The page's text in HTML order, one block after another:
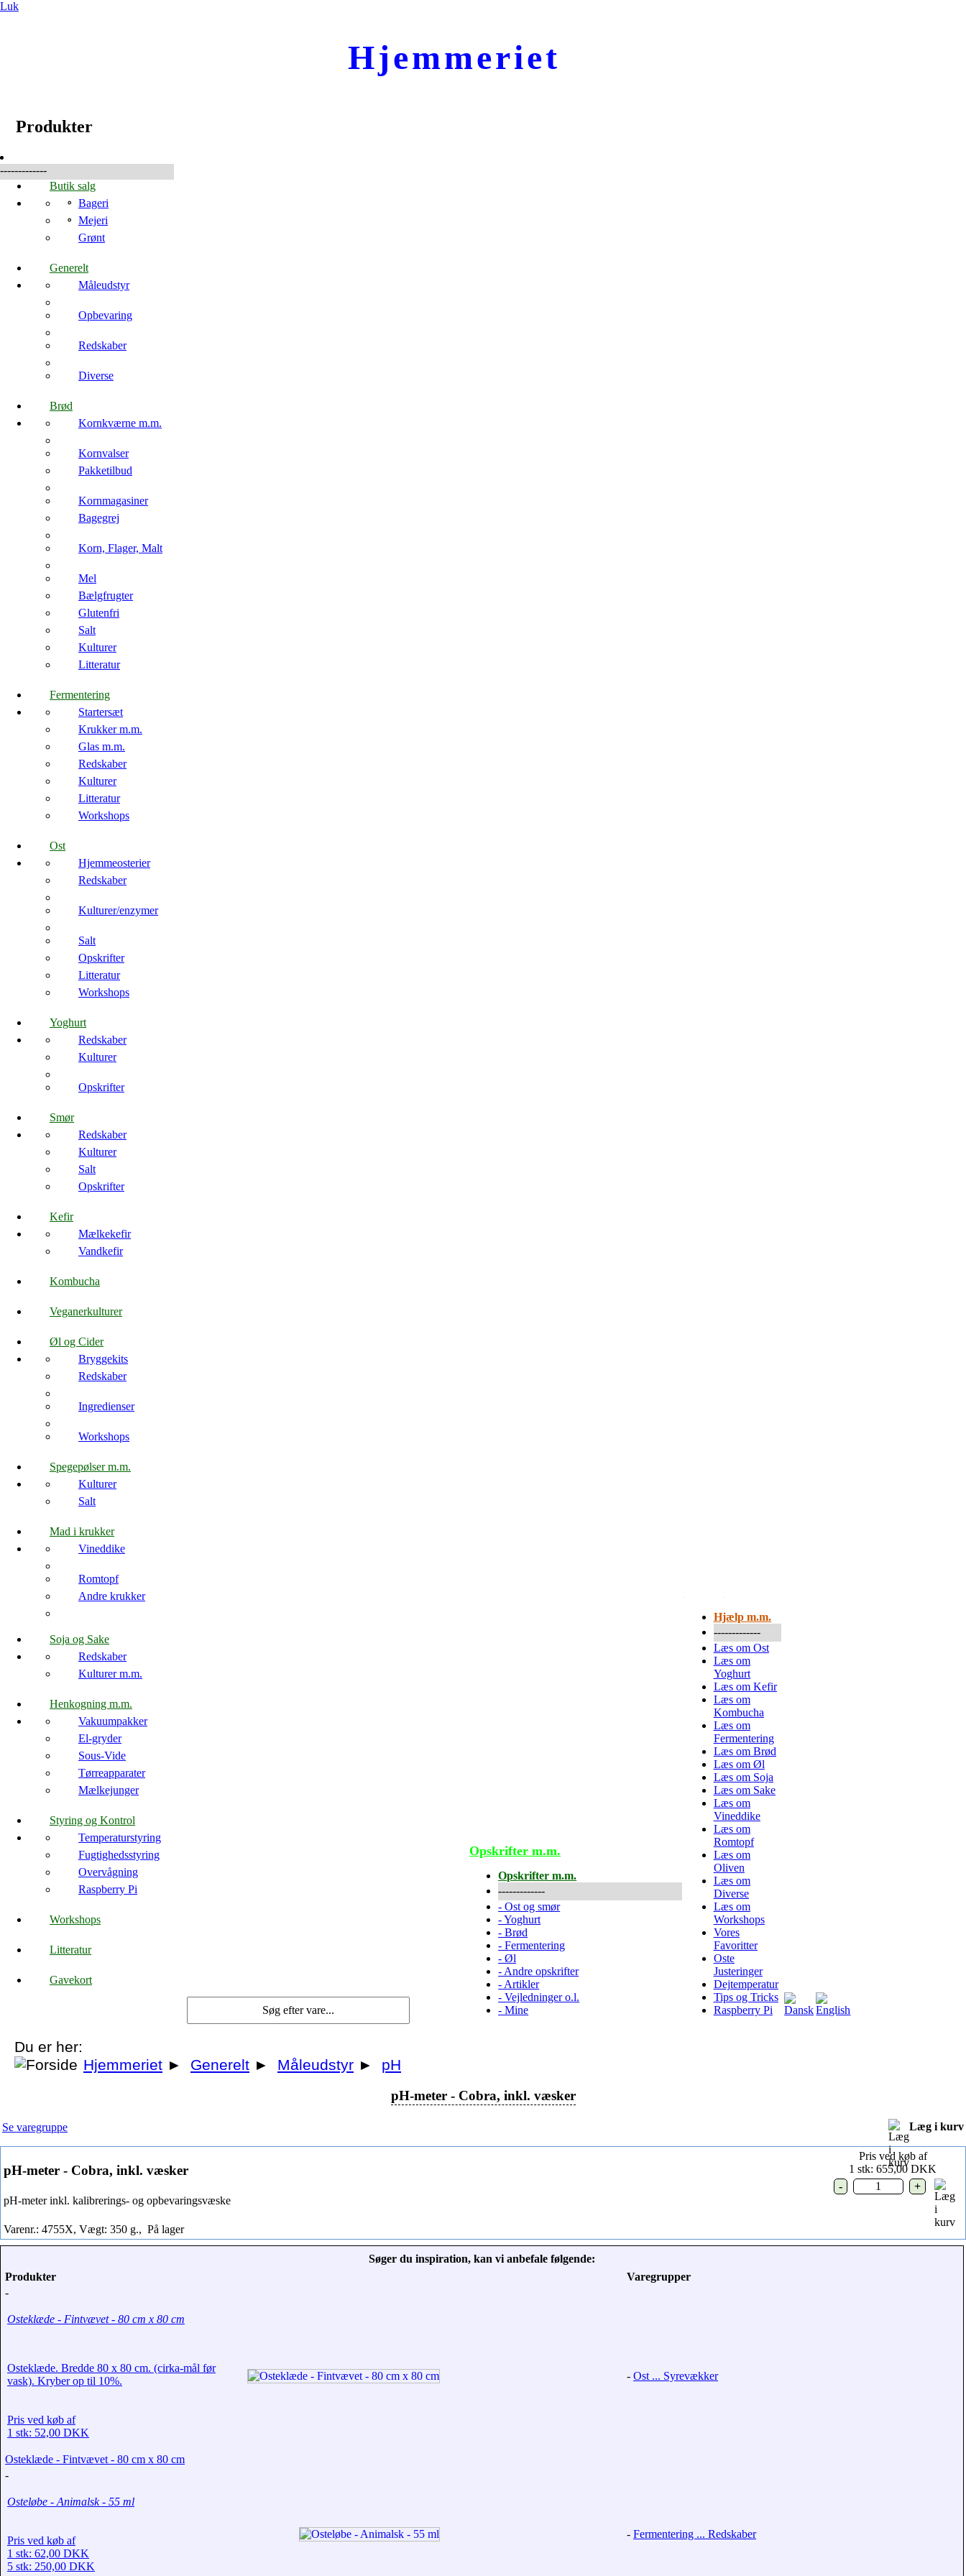
Luk
Hjemmeriet
Produkter
-------------
Butik salg
Bageri
Mejeri
Grønt
Generelt
Måleudstyr
Opbevaring
Redskaber
Diverse
Brød
Kornkværne m.m.
Kornvalser
Pakketilbud
Kornmagasiner
Bagegrej
Korn, Flager, Malt
Mel
Bælgfrugter
Glutenfri
Salt
Kulturer
Litteratur
Fermentering
Startersæt
Krukker m.m.
Glas m.m.
Redskaber
Kulturer
Litteratur
Workshops
Ost
Hjemmeosterier
Redskaber
Kulturer/enzymer
Salt
Opskrifter
Litteratur
Workshops
Yoghurt
Redskaber
Kulturer
Opskrifter
Smør
Redskaber
Kulturer
Salt
Opskrifter
Kefir
Mælkekefir
Vandkefir
Kombucha
Veganerkulturer
Øl og Cider
Bryggekits
Redskaber
Ingredienser
Workshops
Spegepølser m.m.
Kulturer
Salt
Mad i krukker
Vineddike
Romtopf
Andre krukker
Soja og Sake
Redskaber
Kulturer m.m.
Henkogning m.m.
Vakuumpakker
El-gryder
Sous-Vide
Tørreapparater
Mælkejunger
Styring og Kontrol
Temperaturstyring
Fugtighedsstyring
Overvågning
Raspberry Pi
Workshops
Litteratur
Gavekort
Opskrifter m.m.
Opskrifter m.m.
-------------
-Ost og smør
-Yoghurt
-Brød
-Fermentering
-Øl
- Andre opskrifter
- Artikler
-Vejledninger o.l.
-Mine
Hjælp m.m.
-------------
Læs om Ost
Læs om
Yoghurt
Læs om Kefir
Læs om
Kombucha
Læs om
Fermentering
Læs om Brød
Læs om Øl
Læs om Soja
Læs om Sake
Læs om
Vineddike
Læs om
Romtopf
Læs om
Oliven
Læs om
Diverse
Læs om
Workshops
Vores
Favoritter
Oste
Justeringer
Dejtemperatur
Tips og Tricks
Raspberry Pi
Du er her:
Hjemmeriet ► Generelt ► Måleudstyr ► pH
pH-meter - Cobra, inkl. væsker
Se varegruppe Læg i kurv
pH-meter - Cobra, inkl. væsker
pH-meter inkl. kalibrerings- og opbevaringsvæske
Varenr.: 4755X, Vægt: 350 g., På lager
Pris ved køb af
1 stk: 655,00 DKK
Søger du inspiration, kan vi anbefale følgende:
Produkter
Varegrupper
-
Osteklæde - Fintvævet - 80 cm x 80 cm
Osteklæde. Bredde 80 x 80 cm. (cirka-mål før
vask). Kryber op til 10%.
Pris ved køb af
1 stk: 52,00 DKK
Osteklæde - Fintvævet - 80 cm x 80 cm
- Ost ... Syrevækker
-
Osteløbe - Animalsk - 55 ml
Pris ved køb af
1 stk: 62,00 DKK
5 stk: 250,00 DKK
- Fermentering ... Redskaber